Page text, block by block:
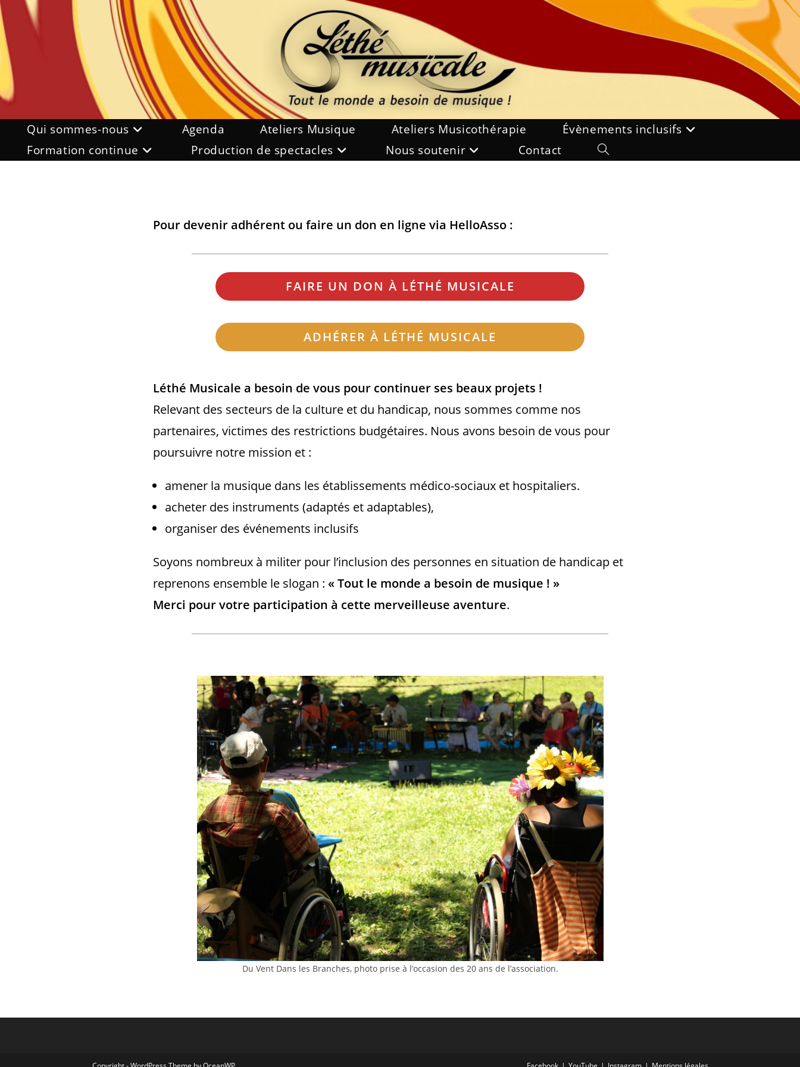
Skip
to
content
Qui sommes-nous Agenda Ateliers Musique Ateliers Musicothérapie
Évènements inclusifs
Formation continue
Production de spectacles Nous soutenir Contact
Toggle
Pour devenir adhérent ou faire un don en ligne via HelloAsso :
FAIRE UN DON À LÉTHÉ MUSICALE
ADHÉRER À LÉTHÉ MUSICALE
Léthé Musicale a besoin de vous pour continuer ses beaux projets !
Relevant des secteurs de la culture et du handicap, nous sommes comme nos
partenaires, victimes des restrictions budgétaires. Nous avons besoin de vous pour
poursuivre notre mission et :
amener la musique dans les établissements médico-sociaux et hospitaliers.
acheter des instruments (adaptés et adaptables),
organiser des événements inclusifs
Soyons nombreux à militer pour l’inclusion des personnes en situation de handicap et
reprenons ensemble le slogan :« Tout le monde a besoin de musique ! »
Merci pour votre participation à cette merveilleuse aventure.
Du Vent Dans les Branches, photo prise à l’occasion des 20 ans de l’association.